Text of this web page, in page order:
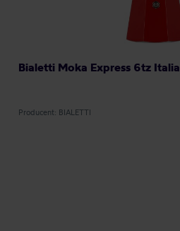
Bialetti Moka Express 6tz Italia
Producent: BIALETTI